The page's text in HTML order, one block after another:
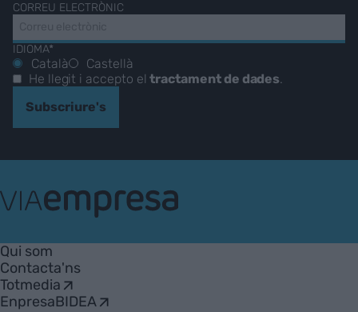
CORREU ELECTRÒNIC
IDIOMA*
Català
Castellà
He llegit i accepto eltractament de dades.
Subscriure's
Empresa
Qui som
Contacta'ns
Totmedia
EnpresaBIDEA